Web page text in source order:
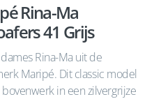
Rina-Ma
41 Grijs
Rina-Ma uit de
Maripé. Dit classic model
in een zilvergrijze